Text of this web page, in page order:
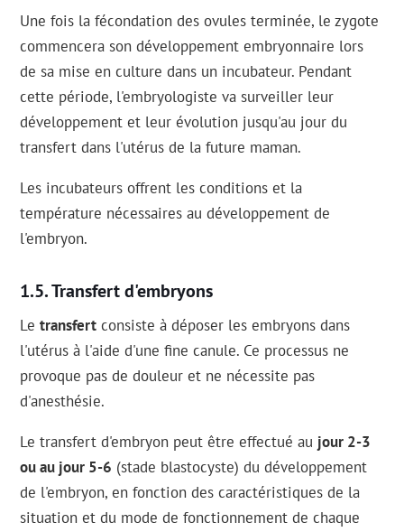
Une fois la fécondation des ovules terminée, le zygote
commencera son développement embryonnaire lors
de sa mise en culture dans un incubateur. Pendant
cette période, l'embryologiste va surveiller leur
développement et leur évolution jusqu'au jour du
transfert dans l'utérus de la future maman.
Les incubateurs offrent les conditions et la
température nécessaires au développement de
l'embryon.
Transfert d'embryons
Letransfert consiste à déposer les embryons dans
l'utérus à l'aide d'une fine canule. Ce processus ne
provoque pas de douleur et ne nécessite pas
d'anesthésie.
Le transfert d'embryon peut être effectué au jour 2-3
ou au jour 5-6 (stade blastocyste) du développement
de l'embryon, en fonction des caractéristiques de la
situation et du mode de fonctionnement de chaque